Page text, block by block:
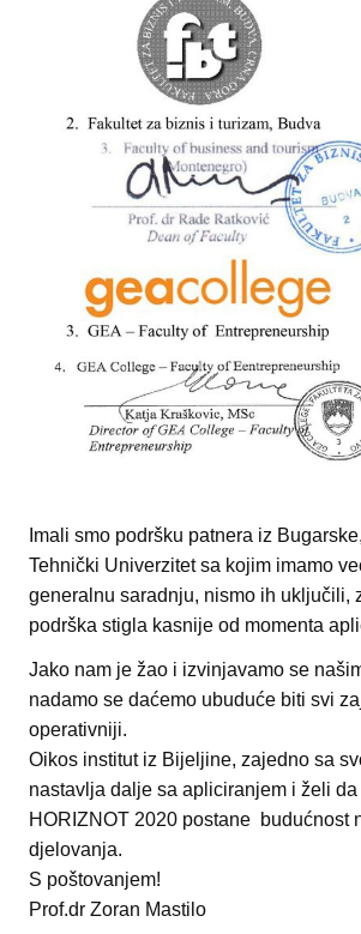
Imali smo podršku patnera iz
Tehnički Univerzitet sa kojim imamo
generalnu saradnju, nismo ih uključili,
podrška stigla kasnije od momenta
Jako nam je žao i izvinjavamo se
nadamo se daćemo ubuduće biti svi
operativniji.
Oikos institut iz Bijeljine, zajedno sa
nastavlja dalje sa apliciranjem i želi da
HORIZNOT 2020 postane budućnost
djelovanja.
S poštovanjem!
Prof.dr Zoran Mastilo